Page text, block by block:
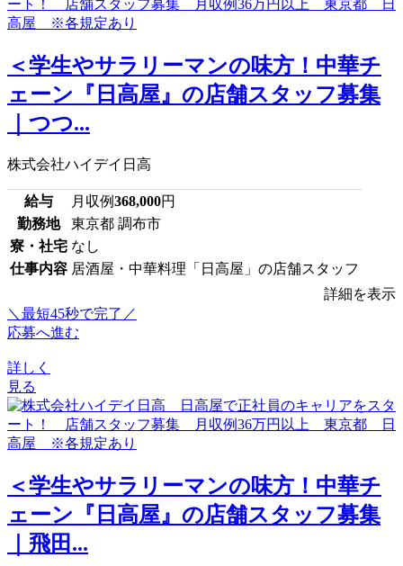
＜学生やサラリーマンの味方！中華チ
ェーン『日高屋』の店舗スタッフ募集
｜つつ...
株式会社ハイデイ日高
給与 月収例368,000円
勤務地
東京都 調布市
寮・社宅 なし
仕事内容 居酒屋・中華料理「日高屋」の店舗スタッフ
詳細を表示
＼最短45秒で完了／
応募へ進む
詳しく
見る
＜学生やサラリーマンの味方！中華チ
ェーン『日高屋』の店舗スタッフ募集
｜飛田...